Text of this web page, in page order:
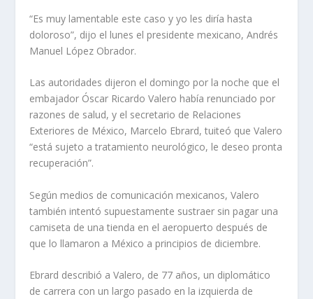
“Es muy lamentable este caso y yo les diría hasta
doloroso”, dijo el lunes el presidente mexicano, Andrés
Manuel López Obrador.
Las autoridades dijeron el domingo por la noche que el
embajador Óscar Ricardo Valero había renunciado por
razones de salud, y el secretario de Relaciones
Exteriores de México, Marcelo Ebrard, tuiteó que Valero
“está sujeto a tratamiento neurológico, le deseo pronta
recuperación”.
Según medios de comunicación mexicanos, Valero
también intentó supuestamente sustraer sin pagar una
camiseta de una tienda en el aeropuerto después de
que lo llamaron a México a principios de diciembre.
Ebrard describió a Valero, de 77 años, un diplomático
de carrera con un largo pasado en la izquierda de